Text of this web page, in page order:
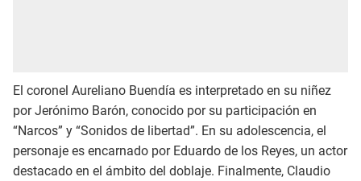
El coronel Aureliano Buendía es interpretado en su niñez
por Jerónimo Barón, conocido por su participación en
“Narcos” y “Sonidos de libertad”. En su adolescencia, el
personaje es encarnado por Eduardo de los Reyes, un actor
destacado en el ámbito del doblaje. Finalmente, Claudio